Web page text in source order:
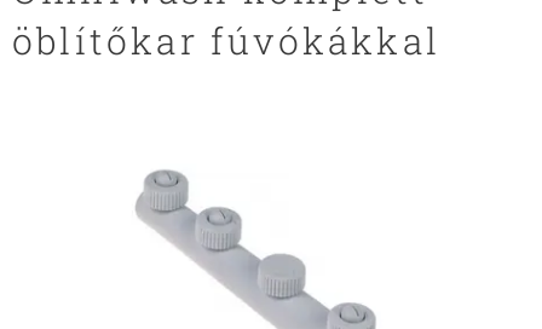
öblítőkar fúvókákkal